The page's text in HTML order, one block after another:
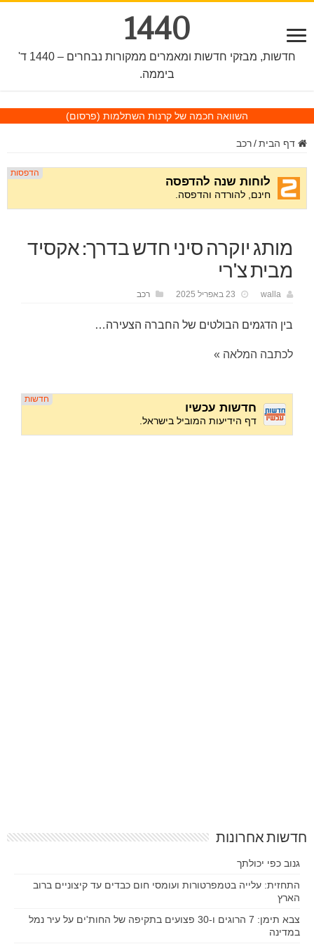
1440
חדשות, מבזקי חדשות ומאמרים ממקורות נבחרים – 1440 ד'
ביממה.
השוואה חכמה של קרנות השתלמות (פרסום)
דף הבית / רכב
מותג יוקרה סיני חדש בדרך: אקסיד
מבית צ'רי
walla 23 באפריל 2025 רכב
בין הדגמים הבולטים של החברה הצעירה…
לכתבה המלאה »
חדשות אחרונות
גנוב כפי יכולתך
התחזית: עלייה בטמפרטורות ועומסי חום כבדים עד קיצוניים ברוב
הארץ
צבא תימן: 7 הרוגים ו-30 פצועים בתקיפה של החות'ים על עיר נמל
במדינה